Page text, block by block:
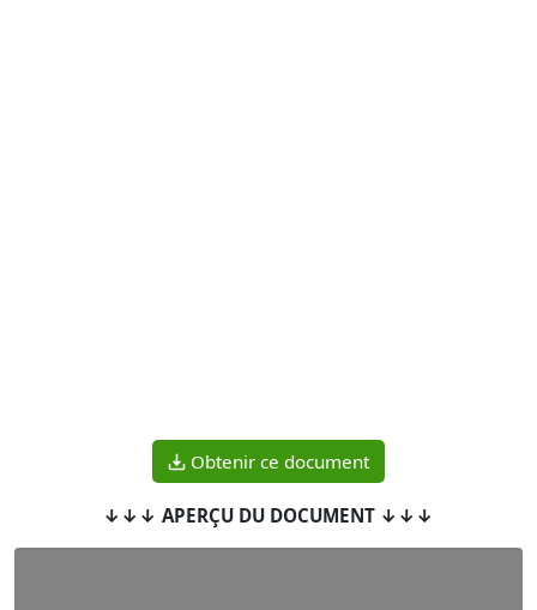
Obtenir ce document
↓↓↓ APERÇU DU DOCUMENT ↓↓↓